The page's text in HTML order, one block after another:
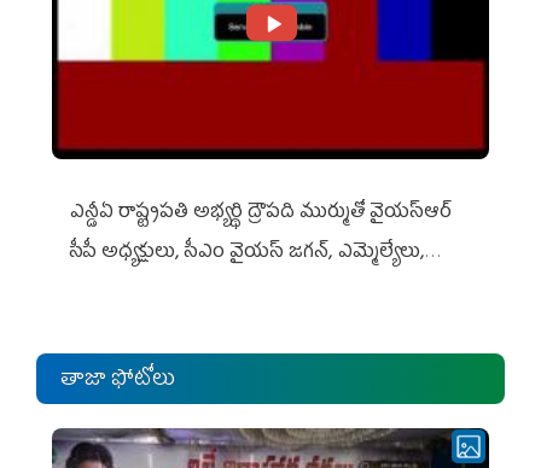
ఎన్డీఏ రాష్ట్ర‌ప‌తి అభ్య‌ర్థి ద్రౌప‌ది ముర్ముతో వైయ‌స్ఆర్
సీపీ అధ్య‌క్షులు, సీఎం వైయ‌స్ జ‌గ‌న్, ఎమ్మెల్యేలు,
తాజా ఫోటోలు